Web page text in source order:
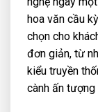
hoa văn cầu
chọn cho
đơn giản, từ
kiểu truyền
cành ấn